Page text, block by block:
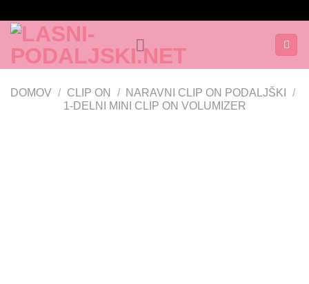
na
vsebino
DOMOV / CLIP ON / NARAVNI CLIP ON PODALJŠKI
/
1-DELNI MINI CLIP ON VOLUMIZER